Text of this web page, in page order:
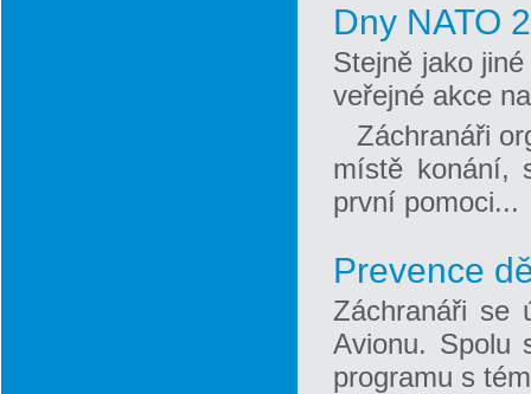
Dny NATO
Stejně jako
veřejné akce
Záchranáři
místě konání,
první pomoci...
Prevence
Záchranáři se
Avionu. Spolu
programu s